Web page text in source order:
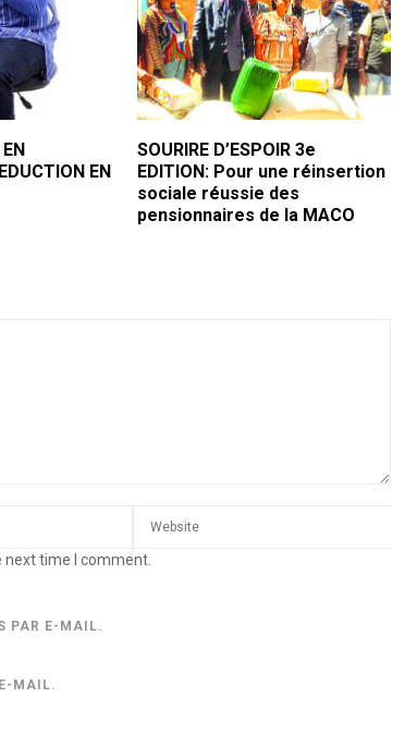
EN
SOURIRE D’ESPOIR 3e
EDITION: Pour une réinsertion
sociale réussie des
pensionnaires de la MACO
next time I comment.
PAR E-MAIL.
MAIL.